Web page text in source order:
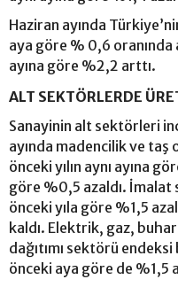
Haziran ayında
aya göre % 0,6 oranında
ayına göre %2,2 arttı.
ALT SEKTÖRLERDE
Sanayinin alt sektörleri
ayında madencilik ve taş
önceki yılın aynı ayına
göre %0,5 azaldı.
önceki yıla göre %1,5
kaldı. Elektrik, gaz,
dağıtımı sektörü
önceki aya göre de %1,5